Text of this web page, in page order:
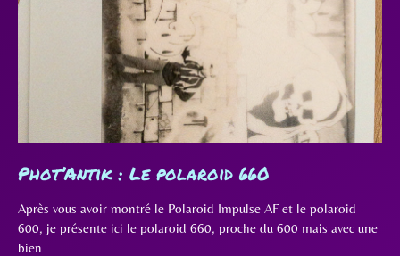
Phot’Antik : Le polaroid 660
Après vous avoir montré le Polaroid Impulse AF et le polaroid
600, je présente ici le polaroid 660, proche du 600 mais avec une
bien